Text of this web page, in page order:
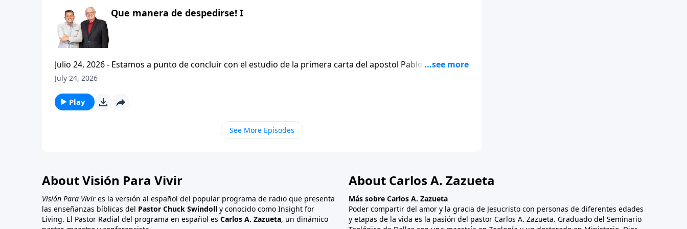
Que manera de despedirse! I
Julio 24, 2026 - Estamos a punto de concluir con el estudio de la primera carta del apostol Pablo a los
tesalonicenses titulado: Cristianismo Contagioso. En este escrito vemos una despedida franca. En lugar de
a sus hijos espirituales con una bendicion que termina siendo el punto mas apasionado de toda su carta.
July 24, 2026
Play
See More Episodes
About Visión Para Vivir
Visión Para Vivir es la versión al español del popular programa de radio que presenta
las enseñanzas bíblicas del Pastor Chuck Swindoll y conocido como Insight for
Living. El Pastor Radial del programa en español es Carlos A. Zazueta, un dinámico
About Carlos A. Zazueta
Más sobre Carlos A. Zazueta
Poder compartir del amor y la gracia de Jesucristo con personas de diferentes edades
y etapas de la vida es la pasión del pastor Carlos A. Zazueta. Graduado del Seminario